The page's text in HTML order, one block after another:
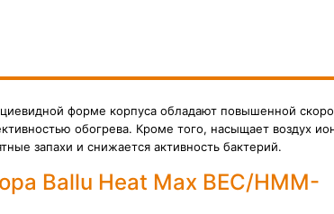
форме корпуса обладают повышенной
обогрева. Кроме того, насыщает воздух
запахи и снижается активность бактерий.
Ballu Heat Max BEC/HMM-